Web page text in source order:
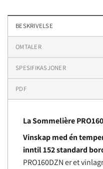
BESKRIVELSE
OMTALER
SPESIFIKASJONER
PDF
La Sommelière
Vinskap med én
inntil 152 standard
PRO160DZN er et